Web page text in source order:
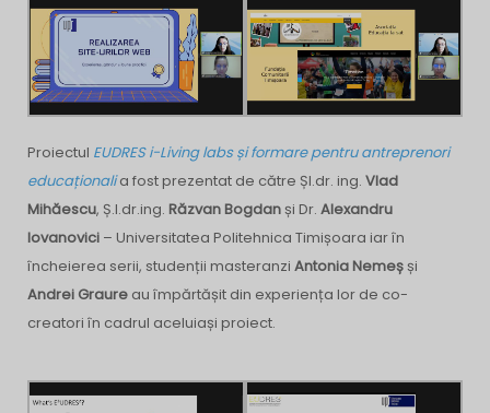
Proiectul EUDRES i-Living labs și formare pentru antreprenori
educaționalia fost prezentat de către Șl.dr. ing. Vlad
Mihăescu, Ș.l.dr.ing. Răzvan Bogdanși Dr. Alexandru
Iovanovici – Universitatea Politehnica Timișoara iar în
încheierea serii, studenții masteranzi Antonia Nemeșși
Andrei Graure au împărtășit din experiența lor de co-
creatori în cadrul aceluiași proiect.